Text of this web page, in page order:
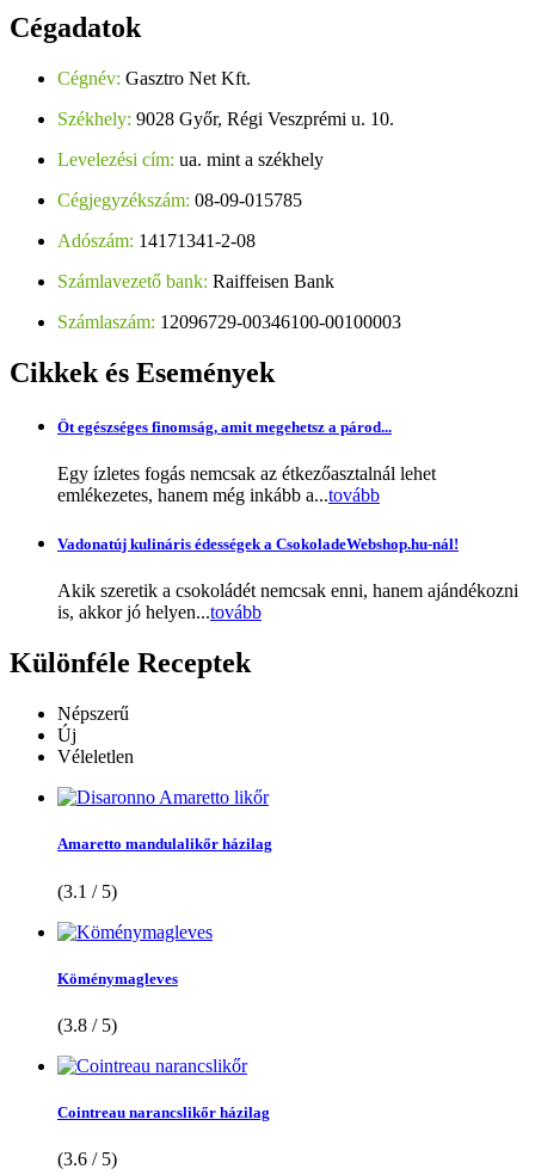
Cégadatok
Cégnév: Gasztro Net Kft.
Székhely: 9028 Győr, Régi Veszprémi u. 10.
Levelezési cím: ua. mint a székhely
Cégjegyzékszám: 08-09-015785
Adószám: 14171341-2-08
Számlavezető bank: Raiffeisen Bank
Számlaszám: 12096729-00346100-00100003
Cikkek és Események
Öt egészséges finomság, amit megehetsz a párod...
Egy ízletes fogás nemcsak az étkezőasztalnál lehet
emlékezetes, hanem még inkább a...tovább
Vadonatúj kulináris édességek a CsokoladeWebshop.hu-nál!
Akik szeretik a csokoládét nemcsak enni, hanem ajándékozni
is, akkor jó helyen...tovább
Különféle Receptek
Népszerű
Új
Véleletlen
Amaretto mandulalikőr házilag
(3.1 / 5)
Köménymagleves
(3.8 / 5)
Cointreau narancslikőr házilag
(3.6 / 5)